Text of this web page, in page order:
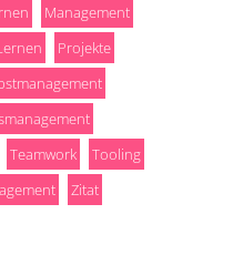
Management
Projekte
Teamwork
Tooling
Zitat